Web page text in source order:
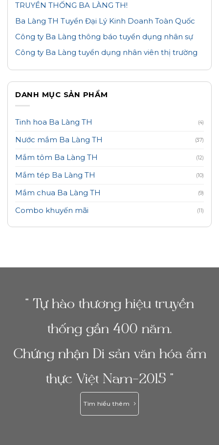
TRUYỀN THỐNG BA LÀNG TH!
Ba Làng TH Tuyển Đại Lý Kinh Doanh Toàn Quốc
Công ty Ba Làng thông báo tuyển dụng nhân sự
Công ty Ba Làng tuyển dụng nhân viên thị trường
DANH MỤC SẢN PHẨM
Tinh hoa Ba Làng TH (4)
Nước mắm Ba Làng TH (37)
Mắm tôm Ba Làng TH (12)
Mắm tép Ba Làng TH (10)
Mắm chua Ba Làng TH (9)
Combo khuyến mãi (11)
“ Tự hào thương hiệu truyền
thống gần 400 năm.
Chứng nhận Di sản văn hóa ẩm
thực Việt Nam-2015 ”
Tìm hiểu thêm